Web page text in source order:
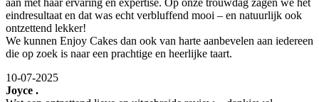
aan met haar ervaring en expertise. Op onze trouwdag zagen we het
eindresultaat en dat was echt verbluffend mooi – en natuurlijk ook
ontzettend lekker!
We kunnen Enjoy Cakes dan ook van harte aanbevelen aan iedereen
die op zoek is naar een prachtige en heerlijke taart.
10-07-2025
Joyce .